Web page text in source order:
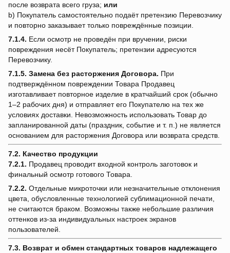
после возврата всего груза; или
b) Покупатель самостоятельно подаёт претензию Перевозчику
и повторно заказывает только повреждённые позиции.
7.1.4. Если осмотр не проведён при вручении, риски
повреждения несёт Покупатель; претензии адресуются
Перевозчику.
7.1.5. Замена без расторжения Договора. При
подтверждённом повреждении Товара Продавец
изготавливает повторное изделие в кратчайший срок (обычно
1–2 рабочих дня) и отправляет его Покупателю на тех же
условиях доставки. Невозможность использовать Товар до
запланированной даты (праздник, событие и т. п.) не является
основанием для расторжения Договора или возврата средств.
7.2. Качество продукции
7.2.1. Продавец проводит входной контроль заготовок и
финальный осмотр готового Товара.
7.2.2. Отдельные микроточки или незначительные отклонения
цвета, обусловленные технологией сублимационной печати,
не считаются браком. Возможны также небольшие различия
оттенков из-за индивидуальных настроек экранов
пользователей.
7.3. Возврат и обмен стандартных товаров надлежащего